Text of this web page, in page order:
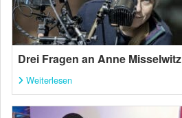
Drei Fragen an Anne Misselwitz
Weiterlesen